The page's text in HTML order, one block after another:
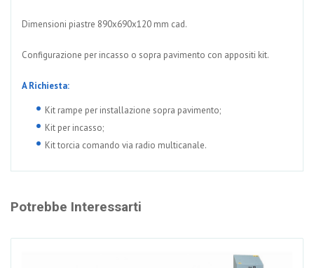
Dimensioni piastre 890x690x120 mm cad.
Configurazione per incasso o sopra pavimento con appositi kit.
A Richiesta:
Kit rampe per installazione sopra pavimento;
Kit per incasso;
Kit torcia comando via radio multicanale.
Potrebbe Interessarti